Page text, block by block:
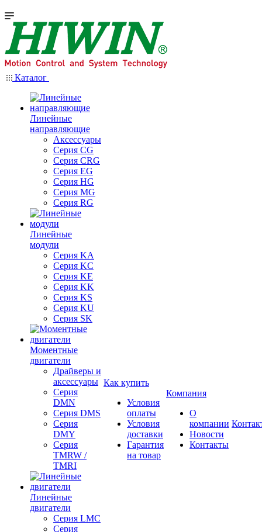
Каталог
Линейные
направляющие
Аксессуары
Серия CG
Серия CRG
Серия EG
Серия HG
Серия MG
Серия RG
Линейные
модули
Серия KA
Серия KC
Серия KE
Серия KK
Серия KS
Серия KU
Серия SK
Моментные
двигатели
Драйверы и
аксессуары
Серия
DMN
Серия DMS
Серия
DMY
Серия
TMRW /
TMRI
Линейные
двигатели
Серия LMC
Серия
Как купить
Условия
оплаты
Условия
доставки
Гарантия
на товар
Компания
О
компании
Новости
Контакты